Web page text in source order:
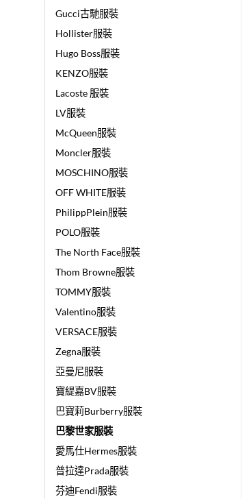
Gucci古馳服裝
Hollister服裝
Hugo Boss服裝
KENZO服裝
Lacoste 服裝
LV服裝
McQueen服裝
Moncler服裝
MOSCHINO服裝
OFF WHITE服裝
PhilippPlein服裝
POLO服裝
The North Face服裝
Thom Browne服裝
TOMMY服裝
Valentino服裝
VERSACE服裝
Zegna服裝
亞曼尼服裝
寶緹嘉BV服裝
巴寶莉Burberry服裝
巴黎世家服裝
愛馬仕Hermes服裝
普拉達Prada服裝
芬迪Fendi服裝